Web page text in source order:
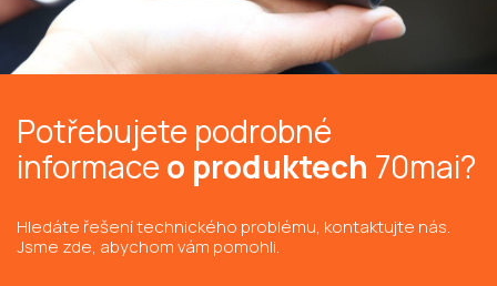
Potřebujete podrobné
informaceo produktech 70mai?
Hledáte řešení technického problému, kontaktujte nás.
Jsme zde, abychom vám pomohli.